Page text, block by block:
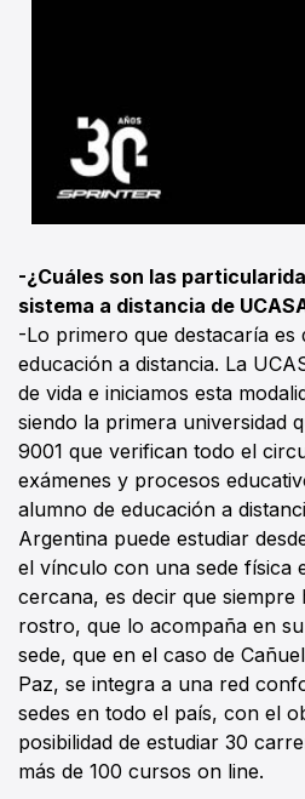
-¿Cuáles son las
sistema a distancia de
-Lo primero que destacaría es
educación a distancia. La
de vida e iniciamos esta
siendo la primera universidad
9001 que verifican todo el
exámenes y procesos
alumno de educación a
Argentina puede estudiar
el vínculo con una sede física
cercana, es decir que
rostro, que lo acompaña en
sede, que en el caso de
Paz, se integra a una red
sedes en todo el país, con el
posibilidad de estudiar 30
más de 100 cursos on line.